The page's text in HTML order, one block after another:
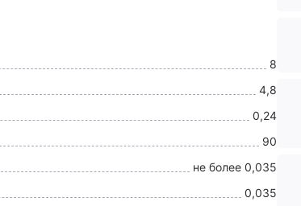
8
4,8
0,24
90
не более 0,035
0,035